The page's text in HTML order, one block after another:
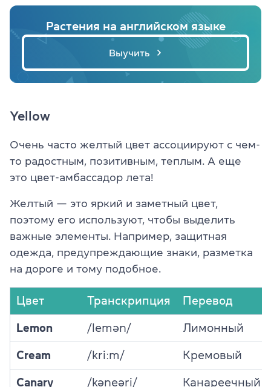
Растения на английском языке
Выучить
Yellow
Очень часто желтый цвет ассоциируют с чем-
то радостным, позитивным, теплым. А еще
это цвет-амбассадор лета!
Желтый — это яркий и заметный цвет,
поэтому его используют, чтобы выделить
важные элементы. Например, защитная
одежда, предупреждающие знаки, разметка
на дороге и тому подобное.
Цвет Транскрипция Перевод
Lemon /lemən/ Лимонный
Cream /kriːm/ Кремовый
Canary /kəneəri/ Канареечный